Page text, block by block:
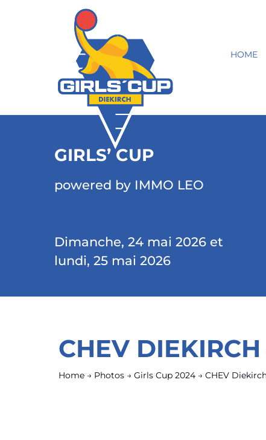
HOME
GIRLS’ CUP
powered by IMMO LEO
Dimanche, 24 mai 2026 et
lundi, 25 mai 2026
CHEV
Home → Photos → Girls Cup 2024 → CHEV